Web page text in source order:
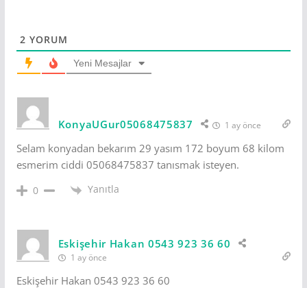
2 YORUM
Yeni Mesajlar
KonyaUGur05068475837 1 ay önce
Selam konyadan bekarım 29 yasım 172 boyum 68 kilom
esmerim ciddi 05068475837 tanısmak isteyen.
0 Yanıtla
Eskişehir Hakan 0543 923 36 60
1 ay önce
Eskişehir Hakan 0543 923 36 60